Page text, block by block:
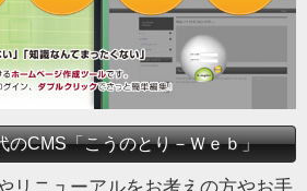
のCMS「こうのとり－Ｗｅｂ」